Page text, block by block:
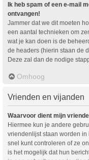
Ik heb spam of een e-mail
ontvangen!
Jammer dat we dit moeten
een aantal technieken om
wat je kan doen is de
de headers (hierin staan de
Deze zal dan de nodige
Omhoog
Vrienden en vijanden
Waarvoor dient mijn
Hiermee kun je andere
vriendenlijst staan worden
snel kunt controleren of ze
is het mogelijk dat hun